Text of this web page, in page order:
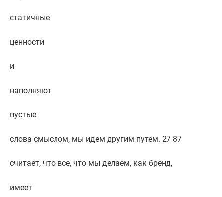
статичные
ценности
и
наполняют
пустые
слова смыслом, мы идем другим путем. 27 87
считает, что все, что мы делаем, как бренд,
имеет